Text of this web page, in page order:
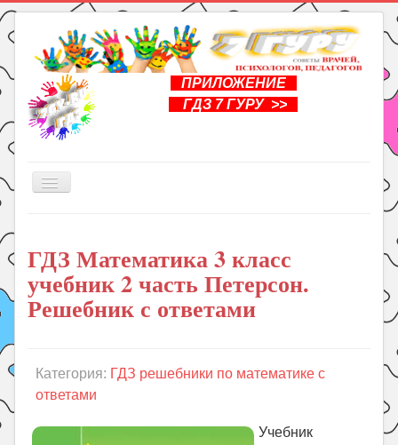
ПРИЛОЖЕНИЕ
ГДЗ 7 ГУРУ >>
Включить/
Книги
Рукоделие
Подготовка к школе
ГДЗ
ГДЗ Математика 3 класс
учебник 2 часть Петерсон.
Решебник с ответами
Категория: ГДЗ решебники по математике с
ответами
Учебник